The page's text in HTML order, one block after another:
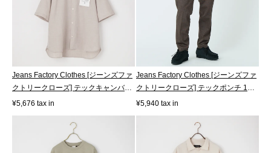
Jeans Factory Clothes [ジーンズファ
クトリークローズ] テックキャンバ
ス...
¥5,676 tax in
Jeans Factory Clothes [ジーンズファ
クトリークローズ] テックポンチ 1P
イ...
¥5,940 tax in